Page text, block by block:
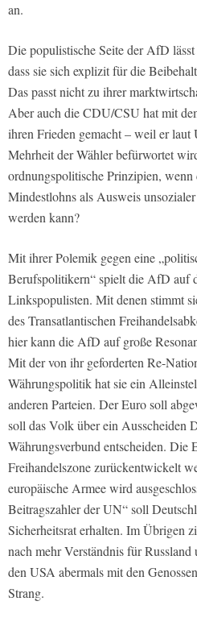
an.
Die populistische Seite der AfD
dass sie sich explizit für die
Das passt nicht zu ihrer
Aber auch die CDU/CSU hat mit
ihren Frieden gemacht – weil er laut
Mehrheit der Wähler befürwortet
ordnungspolitische Prinzipien,
Mindestlohns als Ausweis
werden kann?
Mit ihrer Polemik gegen eine
Berufspolitikern“ spielt die AfD auf
Linkspopulisten. Mit denen stimmt
des Transatlantischen
hier kann die AfD auf große
Mit der von ihr geforderten Re-
Währungspolitik hat sie ein
anderen Parteien. Der Euro soll
soll das Volk über ein Ausscheiden
Währungsverbund entscheiden. Die
Freihandelszone zurückentwickelt
europäische Armee wird
Beitragszahler der UN“ soll
Sicherheitsrat erhalten. Im Übrigen
nach mehr Verständnis für
den USA abermals mit den
Strang.